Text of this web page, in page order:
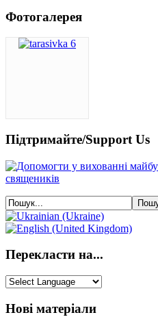
Фотогалерея
Підтримайте/Support Us
Перекласти на...
Нові матеріали